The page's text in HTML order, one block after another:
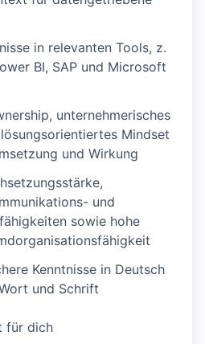
in relevanten Tools, z.
BI, SAP und Microsoft
unternehmerisches
Mindset
und Wirkung
und
sowie hohe
Kenntnisse in Deutsch
und Schrift
für dich